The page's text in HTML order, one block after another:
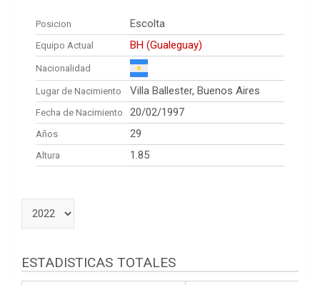
Posicion Escolta
Equipo Actual BH (Gualeguay)
Nacionalidad
Lugar de Nacimiento Villa Ballester, Buenos Aires
Fecha de Nacimiento 20/02/1997
Años 29
Altura 1.85
ESTADISTICAS TOTALES